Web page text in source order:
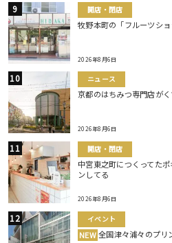
開店・閉店
牧野本町の「フルーツシ
2026年8月6日
ニュース
京都のはちみつ専門店が
2026年8月6日
開店・閉店
中宮東之町につくってた
ンしてる
2026年8月6日
イベント
NEW 全国津々浦々のプリ